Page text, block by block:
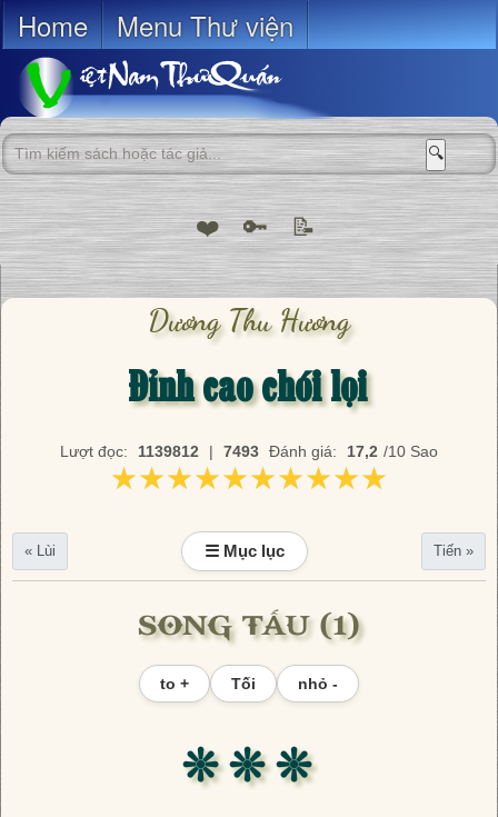
Home Menu Thư viện
🔍
❤️ 🔑 📝
Dương Thu Hương
Đỉnh cao chói lọi
Lượt đọc: 1139812 | 7493 Đánh giá: 17,2 /10 Sao
★★★★★★★★★★
★★★★★★★★★★
« Lùi ☰ Mục lục Tiến »
SONG TẤU (1)
to + Tối nhỏ -
❊ ❊ ❊